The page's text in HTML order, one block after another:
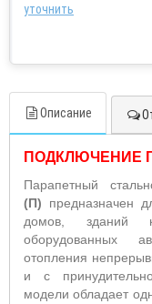
уточнить
Описание
ПОДКЛЮЧЕНИЕ
Парапетный
(П) предназначен
домов, зданий
оборудованных
отопления
и с
модели обладает